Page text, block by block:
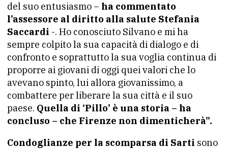
del suo entusiasmo – ha commentato
l’assessore al diritto alla salute Stefania
Saccardi -. Ho conosciuto Silvano e mi ha
sempre colpito la sua capacità di dialogo e di
confronto e soprattutto la sua voglia continua di
proporre ai giovani di oggi quei valori che lo
avevano spinto, lui allora giovanissimo, a
combattere per liberare la sua città e il suo
paese. Quella di ‘Pillo’ è una storia – ha
concluso – che Firenze non dimenticherà”.
Condoglianze per la scomparsa di Sarti sono